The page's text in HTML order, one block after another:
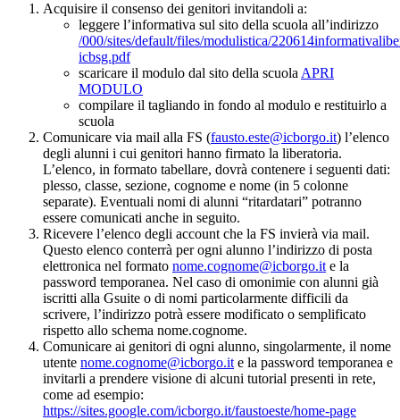
Acquisire il consenso dei genitori invitandoli a:
leggere l’informativa sul sito della scuola all’indirizzo
/000/sites/default/files/modulistica/
icbsg.pdf
scaricare il modulo dal sito della scuola APRI
MODULO
compilare il tagliando in fondo al modulo e restituirlo a
scuola
Comunicare via mail alla FS (fausto.este@icborgo.it) l’elenco
degli alunni i cui genitori hanno firmato la liberatoria.
L’elenco, in formato tabellare, dovrà contenere i seguenti dati:
plesso, classe, sezione, cognome e nome (in 5 colonne
separate). Eventuali nomi di alunni “ritardatari” potranno
essere comunicati anche in seguito.
Ricevere l’elenco degli account che la FS invierà via mail.
Questo elenco conterrà per ogni alunno l’indirizzo di posta
elettronica nel formato nome.cognome@icborgo.it e la
password temporanea. Nel caso di omonimie con alunni già
iscritti alla Gsuite o di nomi particolarmente difficili da
scrivere, l’indirizzo potrà essere modificato o semplificato
rispetto allo schema nome.cognome.
Comunicare ai genitori di ogni alunno, singolarmente, il nome
utente nome.cognome@icborgo.it e la password temporanea e
invitarli a prendere visione di alcuni tutorial presenti in rete,
come ad esempio:
https://sites.google.com/icborgo.it/faustoeste/home-page